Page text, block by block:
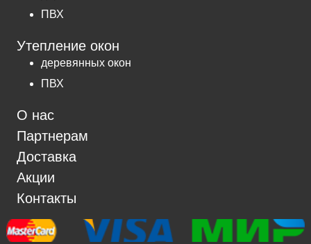
ПВХ
Утепление окон
деревянных окон
ПВХ
О нас
Партнерам
Доставка
Акции
Контакты